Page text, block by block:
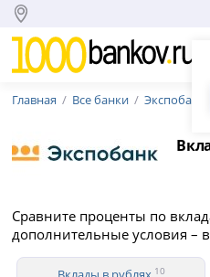
Главная Все банки Экспобанк
Сравните проценты по
дополнительные условия –
снятия средств,
пенсионеров. В 2026 году
10